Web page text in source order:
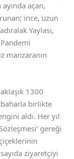
açan,
ince, uzun
Yaylası,
manzaranın
1300
birlikte
aldı. Her yıl
gereği
ziyaretçiyi